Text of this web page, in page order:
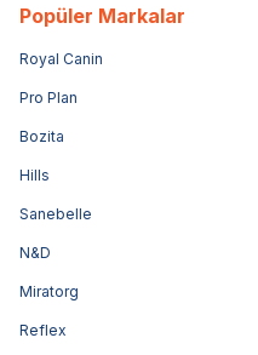
Popüler Markalar
Royal Canin
Pro Plan
Bozita
Hills
Sanebelle
N&D
Miratorg
Reflex